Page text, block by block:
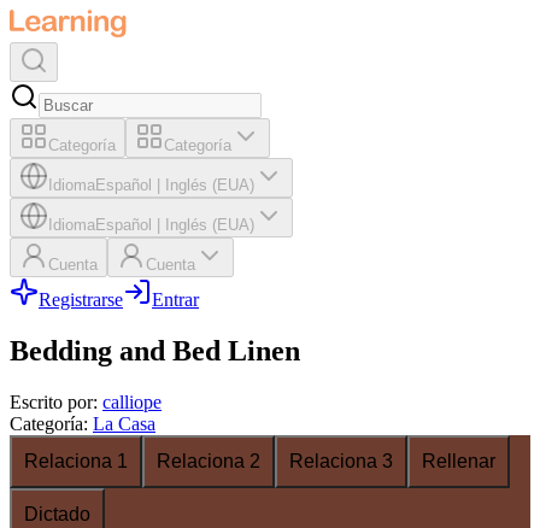
Categoría Categoría
IdiomaEspañol Inglés (EUA)
IdiomaEspañol Inglés (EUA)
Cuenta Cuenta
Registrarse Entrar
Bedding and Bed Linen
Escrito por: calliope
Categoría: La Casa
Relaciona 1
Relaciona 2 Relaciona 3 Rellenar
Dictado